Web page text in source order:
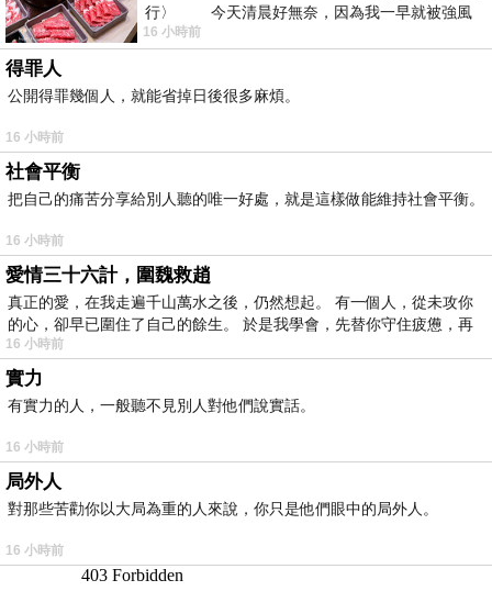
行〉 今天清晨好無奈，因為我一早就被強風
16 小時前
得罪人
公開得罪幾個人，就能省掉日後很多麻煩。
16 小時前
社會平衡
把自己的痛苦分享給別人聽的唯一好處，就是這樣做能維持社會平衡。
16 小時前
愛情三十六計，圍魏救趙
真正的愛，在我走遍千山萬水之後，仍然想起。 有一個人，從未攻你
的心，卻早已圍住了自己的餘生。 於是我學會，先替你守住疲憊，再
16 小時前
實力
有實力的人，一般聽不見別人對他們說實話。
16 小時前
局外人
對那些苦勸你以大局為重的人來說，你只是他們眼中的局外人。
16 小時前